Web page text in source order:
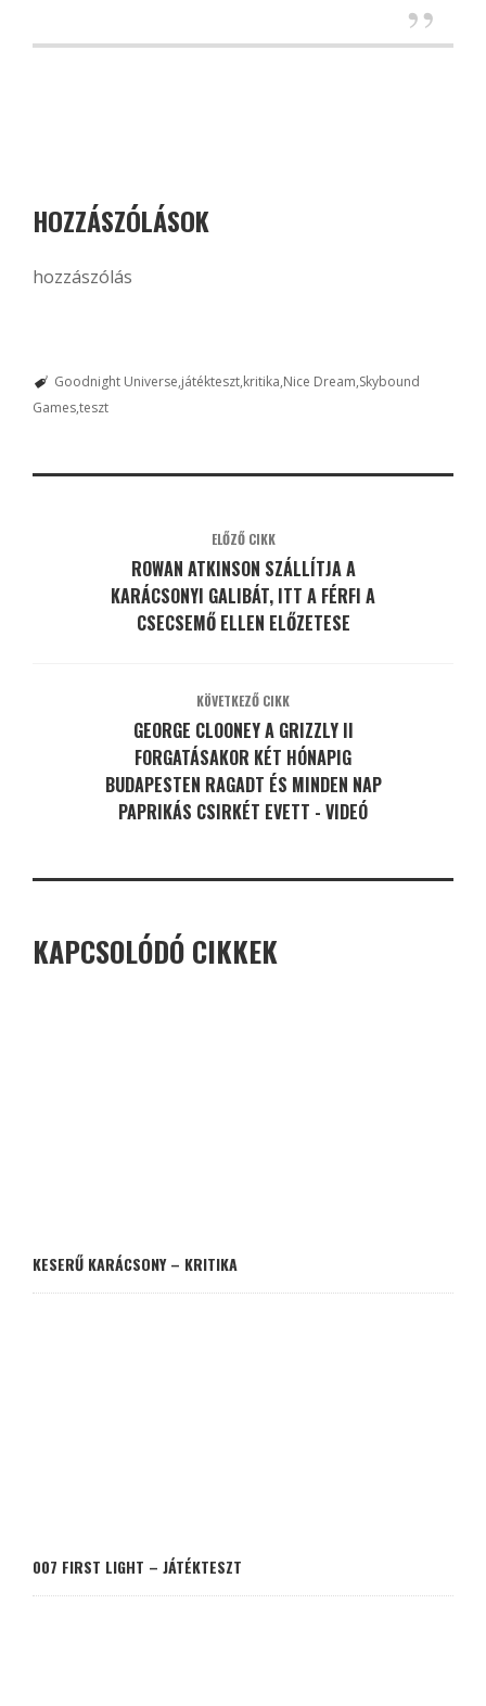
HOZZÁSZÓLÁSOK
hozzászólás
Goodnight Universe játékteszt kritika Nice Dream Skybound
Gamesteszt
ELŐZŐ CIKK
ROWAN ATKINSON SZÁLLÍTJA A
KARÁCSONYI GALIBÁT, ITT A FÉRFI A
CSECSEMŐ ELLEN ELŐZETESE
KÖVETKEZŐ CIKK
GEORGE CLOONEY A GRIZZLY II
FORGATÁSAKOR KÉT HÓNAPIG
BUDAPESTEN RAGADT ÉS MINDEN NAP
PAPRIKÁS CSIRKÉT EVETT - VIDEÓ
KAPCSOLÓDÓ CIKKEK
KESERŰ KARÁCSONY – KRITIKA
007 FIRST LIGHT – JÁTÉKTESZT